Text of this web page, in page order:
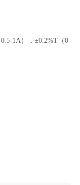
1A），±0.2%T（0-